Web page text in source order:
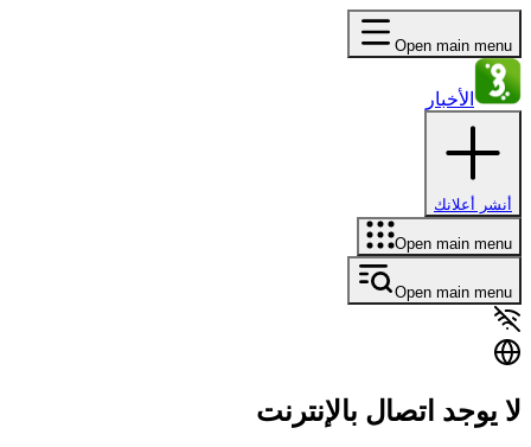
Open main menu
الأخبار
أنشر أعلانك
Open main menu
Open main menu
لا يوجد اتصال بالإنترنت